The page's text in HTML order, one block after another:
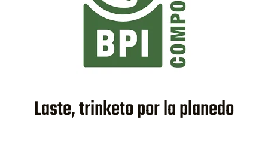
Laste, trinketo por la planedo